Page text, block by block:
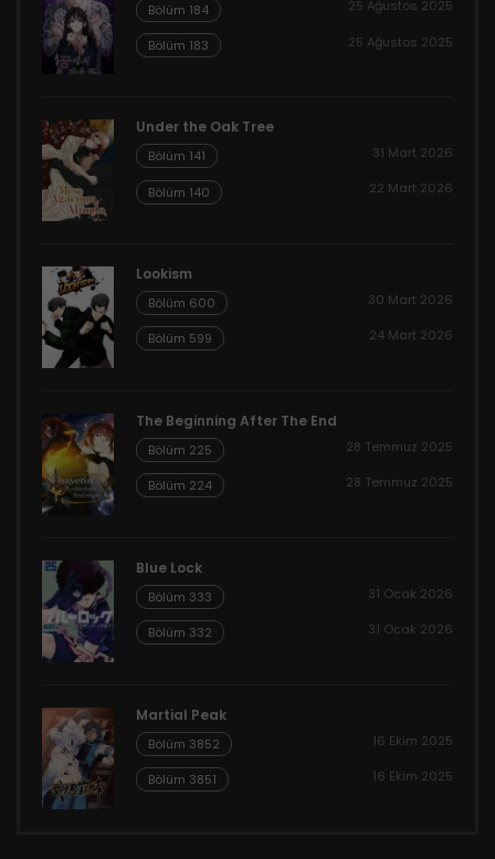
Bölüm 184 25 Ağustos 2025
Bölüm 183 25 Ağustos 2025
Under the Oak Tree
Bölüm 141 31 Mart 2026
Bölüm 140 22 Mart 2026
Lookism
Bölüm 600 30 Mart 2026
Bölüm 599 24 Mart 2026
The Beginning After The End
Bölüm 225 28 Temmuz 2025
Bölüm 224 28 Temmuz 2025
Blue Lock
Bölüm 333 31 Ocak 2026
Bölüm 332 31 Ocak 2026
Martial Peak
Bölüm 3852 16 Ekim 2025
Bölüm 3851 16 Ekim 2025